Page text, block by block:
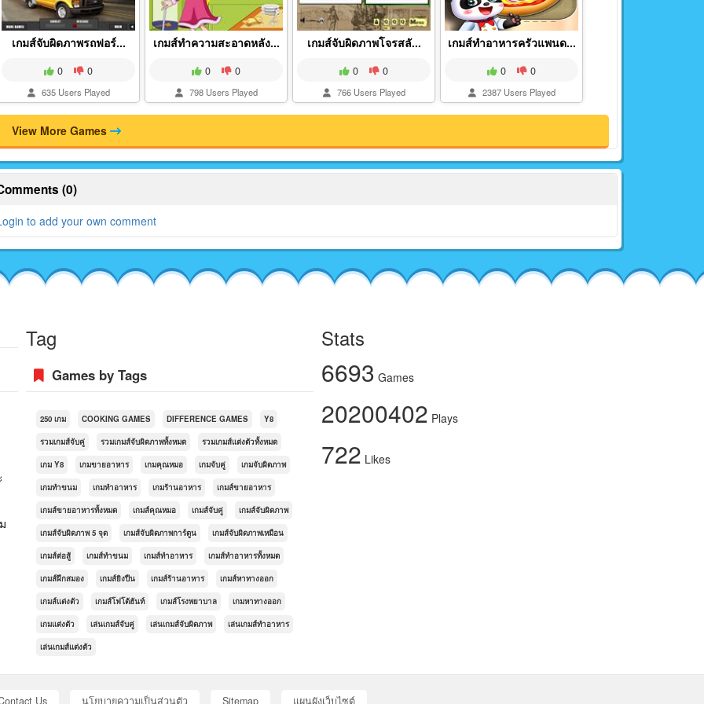
เกมส์จับผิดภาพรถฟอร์...
0 0
635 Users Played
เกมส์ทำความสะอาดหลัง...
0 0
798 Users Played
เกมส์จับผิดภาพโจรสลั...
0 0
766 Users Played
เกมส์ทำอาหารครัวแพนด...
0 0
2387 Users Played
View More Games
(0)
to add your own comment
Tag
Games by Tags
250 เกม COOKING GAMES DIFFERENCE GAMES Y8
รวมเกมส์จับคู่ รวมเกมส์จับผิดภาพทั้งหมด รวมเกมส์แต่งตัวทั้งหมด
เกม Y8 เกมขายอาหาร เกมคุณหมอ เกมจับคู่ เกมจับผิดภาพ
เกมทำขนม เกมทำอาหาร เกมร้านอาหาร เกมส์ขายอาหาร
เกมส์ขายอาหารทั้งหมด เกมส์คุณหมอ เกมส์จับคู่ เกมส์จับผิดภาพ
เกมส์จับผิดภาพ 5 จุด เกมส์จับผิดภาพการ์ตูน เกมส์จับผิดภาพเหมือน
เกมส์ต่อสู้ เกมส์ทำขนม เกมส์ทำอาหาร เกมส์ทำอาหารทั้งหมด
เกมส์ฝึกสมอง เกมส์ยิงปืน เกมส์ร้านอาหาร เกมส์หาทางออก
เกมส์แต่งตัว เกมส์โฟโต้ฮันท์ เกมส์โรงพยาบาล เกมหาทางออก
เกมแต่งตัว เล่นเกมส์จับคู่ เล่นเกมส์จับผิดภาพ เล่นเกมส์ทำอาหาร
เล่นเกมส์แต่งตัว
Stats
6693 Games
20200402 Plays
722 Likes
Us นโยบายความเป็นส่วนตัว Sitemap แผนผังเว็บไซต์